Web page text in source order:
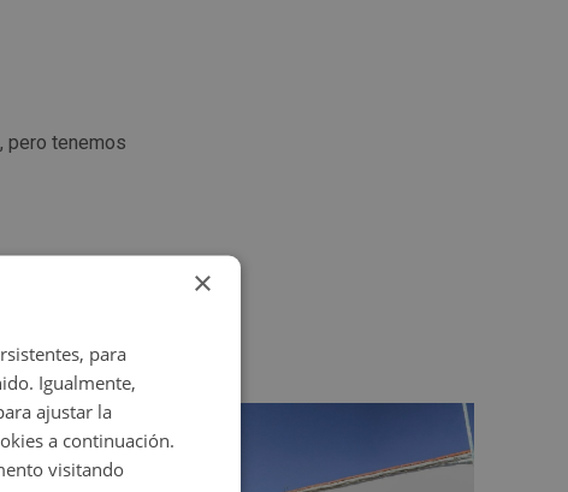
pero tenemos
×
para
Igualmente,
ajustar la
a continuación.
visitando